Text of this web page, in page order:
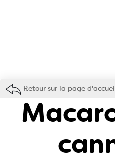
Retour sur la page